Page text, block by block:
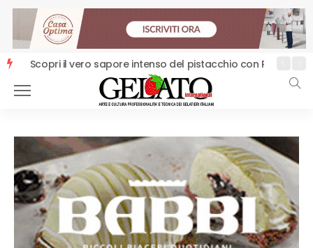
Scopri il vero sapore intenso del pistacchio con PreGel